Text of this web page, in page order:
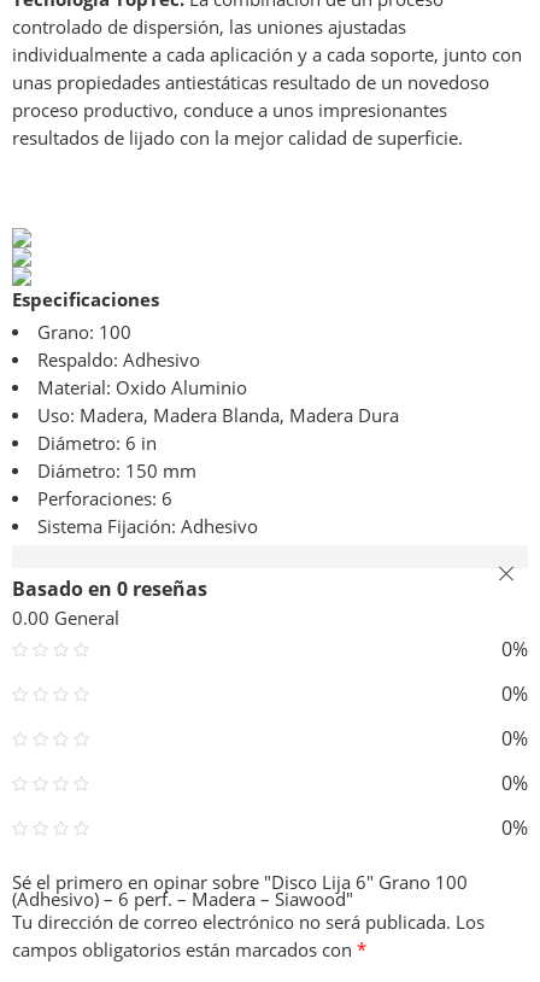
controlado de dispersión, las uniones ajustadas
individualmente a cada aplicación y a cada soporte, junto con
unas propiedades antiestáticas resultado de un novedoso
proceso productivo, conduce a unos impresionantes
resultados de lijado con la mejor calidad de superficie.
Especificaciones
Grano: 100
Respaldo: Adhesivo
Material: Oxido Aluminio
Uso: Madera, Madera Blanda, Madera Dura
Diámetro: 6 in
Diámetro: 150 mm
Perforaciones: 6
Sistema Fijación: Adhesivo
Basado en 0 reseñas
0.00 General
0%
0%
0%
0%
0%
Sé el primero en opinar sobre "Disco Lija 6″ Grano 100
(Adhesivo) – 6 perf. – Madera – Siawood"
Tu dirección de correo electrónico no será publicada. Los
campos obligatorios están marcados con *